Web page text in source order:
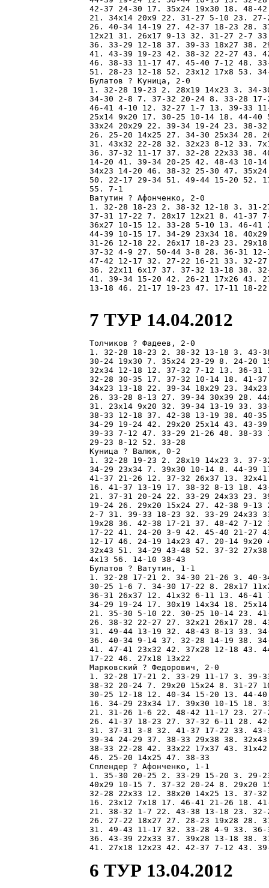
42-37 24-30 17. 35x24 19x30 18. 48-
21. 34x14 20x9 22. 31-27 5-10 23.
26. 40-34 14-19 27. 42-37 18-23 28.
12x21 31. 26x17 9-13 32. 31-27 2-7
36. 33-29 12-18 37. 39-33 18x27 38.
41. 43-39 19-23 42. 38-32 22-27 43.
46. 38-33 11-17 47. 45-40 7-12 48.
51. 28-23 12-18 52. 23x12 17x8 53.
Булатов ? Куница, 2-0
1. 32-28 19-23 2. 28x19 14x23 3.
34-30 2-8 7. 37-32 20-24 8. 33-28
46-41 4-10 12. 32-27 1-7 13. 39-33
25x14 9x20 17. 30-25 10-14 18. 44-
33x24 20x29 22. 39-34 19-24 23. 38-
26. 25-20 14x25 27. 34-30 25x34 28.
31. 43x32 22-28 32. 32x23 8-12 33.
36. 37-32 11-17 37. 32-28 22x33 38.
14-20 41. 39-34 20-25 42. 48-43 10-
34x23 14-20 46. 38-32 25-30 47.
50. 22-17 29-34 51. 49-44 15-20 52.
55. 7-1
Ватутин ? Афонченко, 2-0
1. 32-28 18-23 2. 38-32 12-18 3. 31-
37-31 17-22 7. 28x17 12x21 8. 41-37
36x27 10-15 12. 33-28 5-10 13. 46-
44-39 10-15 17. 34-29 23x34 18.
31-26 12-18 22. 26x17 18-23 23.
37-32 4-9 27. 50-44 3-8 28. 36-31
47-42 12-17 32. 27-22 16-21 33. 32-
36. 22x11 6x17 37. 37-32 13-18 38.
41. 39-34 15-20 42. 26-21 17x26 43.
13-18 46. 21-17 19-23 47. 17-11 18-
7 ТУР 14.04.2012
Толчиков ? Фадеев, 2-0
1. 32-28 18-23 2. 38-32 13-18 3. 43-
30-24 19x30 7. 35x24 23-29 8. 24-20
32x34 12-18 12. 37-32 7-12 13. 36-
32-28 30-35 17. 37-32 10-14 18. 41-
34x23 13-18 22. 39-34 18x29 23.
26. 33-28 8-13 27. 39-34 30x39 28.
31. 23x14 9x20 32. 39-34 13-19 33.
38-33 12-18 37. 42-38 13-19 38. 40-
34-29 19-24 42. 29x20 25x14 43. 43-
39-33 7-12 47. 33-29 21-26 48. 38-33
29-23 8-12 52. 33-28
Куница ? Валюк, 0-2
1. 32-28 19-23 2. 28x19 14x23 3.
34-29 23x34 7. 39x30 10-14 8. 44-39
41-37 21-26 12. 37-32 26x37 13.
16. 41-37 13-19 17. 38-32 8-13 18.
21. 37-31 20-24 22. 33-29 24x33 23.
19-24 26. 29x20 15x24 27. 42-38 9-
2-7 31. 39-33 18-23 32. 33-29 24x33
19x28 36. 42-38 17-21 37. 48-42 7-
17-22 41. 24-20 3-9 42. 45-40 21-27
12-17 46. 24-19 14x23 47. 20-14
32x43 51. 34-29 43-48 52. 37-32
4x13 56. 14-10 38-43
Булатов ? Ватутин, 1-1
1. 32-28 17-21 2. 34-30 21-26 3. 40-
30-25 1-6 7. 34-30 17-22 8. 28x17
36-31 26x37 12. 41x32 6-11 13. 46-
34-29 19-24 17. 30x19 14x34 18.
21. 35-30 5-10 22. 30-25 10-14 23.
26. 38-32 22-27 27. 32x21 26x17 28.
31. 49-44 13-19 32. 48-43 8-13 33.
36. 40-34 9-14 37. 32-28 14-19 38.
41. 47-41 23x32 42. 37x28 12-18 43.
17-22 46. 27x18 13x22
Марковский ? Федорович, 2-0
1. 32-28 17-21 2. 33-29 11-17 3. 39-
38-32 20-24 7. 29x20 15x24 8. 31-27
30-25 12-18 12. 40-34 15-20 13. 44-
16. 34-29 23x34 17. 39x30 10-15 18.
21. 31-26 1-6 22. 48-42 11-17 23. 27-
26. 41-37 18-23 27. 37-32 6-11 28.
31. 37-31 3-8 32. 41-37 17-22 33.
39-34 24-29 37. 38-33 29x38 38.
38-33 22-28 42. 33x22 17x37 43.
46. 25-20 14x25 47. 38-33
Сплендер ? Афонченко, 1-1
1. 35-30 20-25 2. 33-29 15-20 3. 29-
40x29 10-15 7. 37-32 20-24 8. 29x20
32-28 22x33 12. 38x20 14x25 13. 37-
16. 23x12 7x18 17. 46-41 21-26 18.
21. 38-32 1-7 22. 43-38 13-18 23.
26. 27-22 18x27 27. 28-23 19x28 28.
31. 49-43 11-17 32. 33-28 4-9 33.
36. 43-39 22x33 37. 39x28 13-18 38.
6 ТУР 13.04.2012